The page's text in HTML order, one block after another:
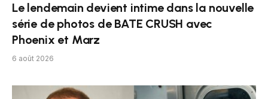
Le lendemain devient intime dans la nouvelle
série de photos de BATE CRUSH avec
Phoenix et Marz
6 août 2026